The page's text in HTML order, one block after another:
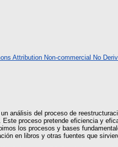
Attribution Non-commercial No
análisis del proceso de
proceso pretende eficiencia y
los procesos y bases
en libros y otras fuentes que